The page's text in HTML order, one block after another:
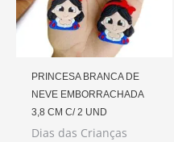
PRINCESA BRANCA DE
NEVE EMBORRACHADA
3,8 CM C/ 2 UND
Dias das Crianças